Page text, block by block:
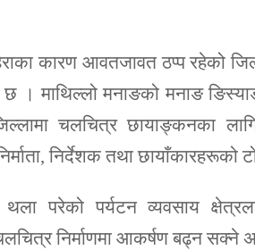
कारण आवतजावत ठप्प रहेको
माथिल्लो मनाङको मनाङ ङिस्याङ
चलचित्र छायाङ्कनका
निर्देशक तथा छायाँकारहरूको
परेको पर्यटन व्यवसाय
निर्माणमा आकर्षण बढ्न सक्ने